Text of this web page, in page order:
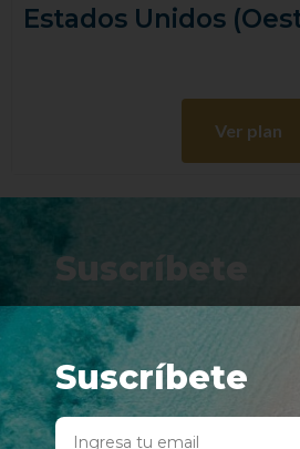
Estados Unidos
Ver plan
Suscríbete
Ingresa tu correo y te
promociones y nuestros
Suscríbete